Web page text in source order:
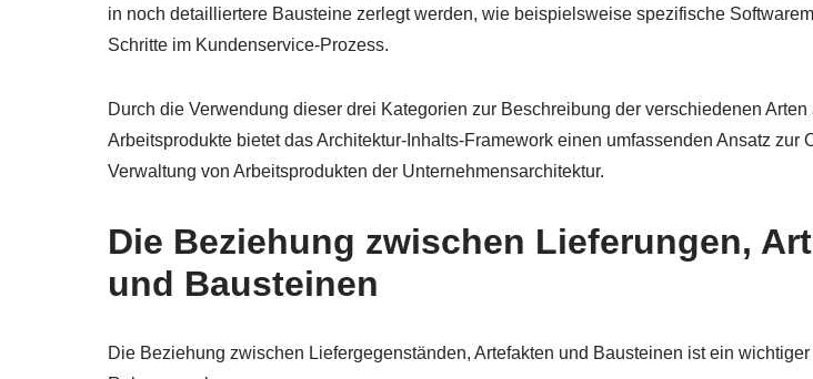
in noch detailliertere Bausteine zerlegt werden, wie beispielsweise spezifische
Schritte im Kundenservice-Prozess.
Durch die Verwendung dieser drei Kategorien zur Beschreibung der verschiedenen
Arbeitsprodukte bietet das Architektur-Inhalts-Framework einen umfassenden Ansatz zur
Verwaltung von Arbeitsprodukten der Unternehmensarchitektur.
Die Beziehung zwischen Lieferungen,
und Bausteinen
Die Beziehung zwischen Liefergegenständen, Artefakten und Bausteinen ist ein